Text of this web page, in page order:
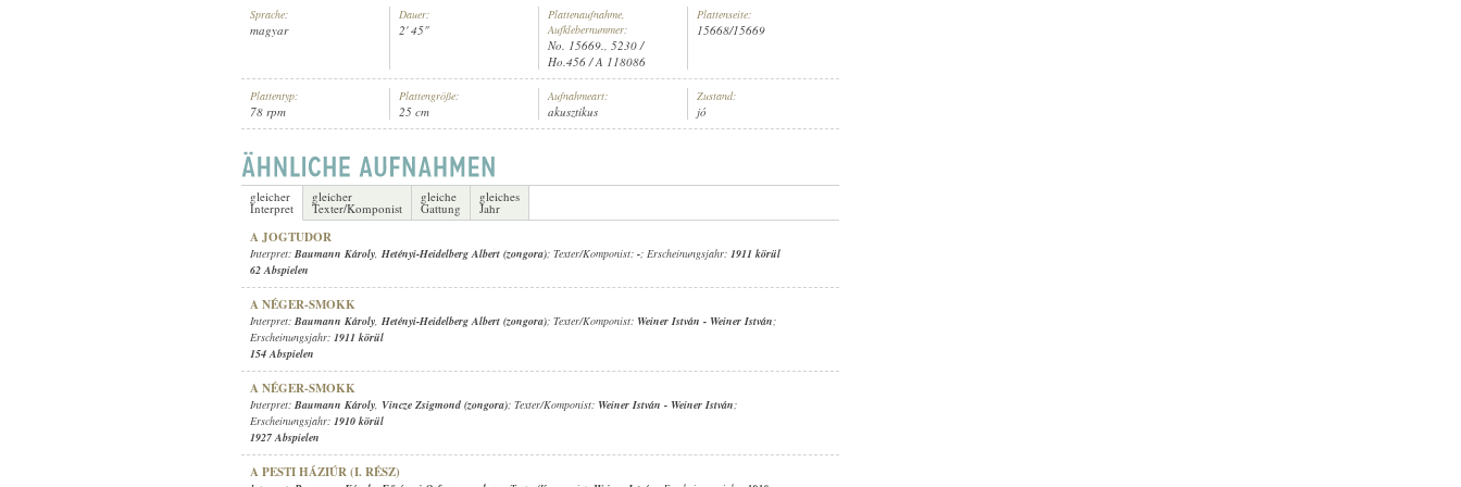
INTERPRET: BAUMANN KÁROLY ,ISMERETLEN ZENÉSZ (ZONGORA)
Sprache:
magyar
Dauer:
2' 45"
Plattenaufnahme,
Aufklebernummer:
No. 15669., 5230 /
Ho.456 / A 118086
Plattenseite:
15668/15669
Plattentyp:
78 rpm
Plattengröße:
25 cm
Aufnahmeart:
akusztikus
Zustand:
jó
gleicher
Interpret
gleicher
Texter/Komponist
gleiche
Gattung
gleiches
Jahr
A JOGTUDOR
Interpret: Baumann Károly, Hetényi-Heidelberg Albert (zongora); Texter/Komponist: -; Erscheinungsjahr: 1911 körül
62 Abspielen
A NÉGER-SMOKK
Interpret: Baumann Károly, Hetényi-Heidelberg Albert (zongora); Texter/Komponist: Weiner István - Weiner István;
Erscheinungsjahr: 1911 körül
154 Abspielen
A NÉGER-SMOKK
Interpret: Baumann Károly, Vincze Zsigmond (zongora); Texter/Komponist: Weiner István - Weiner István;
Erscheinungsjahr: 1910 körül
1927 Abspielen
A PESTI HÁZIÚR (I. RÉSZ)